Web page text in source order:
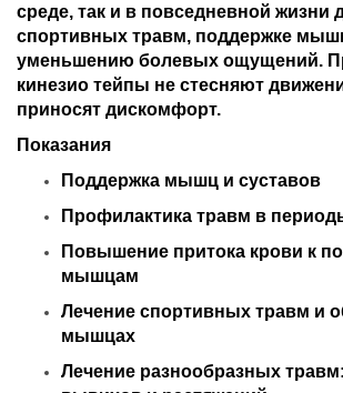
среде, так и в повседневной жизни
спортивных травм, поддержке
уменьшению болевых ощущений.
кинезио тейпы не стесняют
приносят дискомфорт.
Показания
Поддержка мышц и суставов
Профилактика травм в
Повышение притока крови к
мышцам
Лечение спортивных травм и
мышцах
Лечение разнообразных